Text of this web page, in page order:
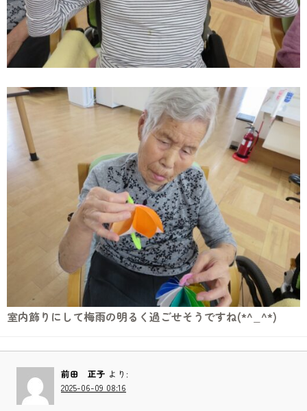
室内飾りにして梅雨の明るく過ごせそうですね(*^_^*)
前田 正子 より:
2025-06-09 08:16